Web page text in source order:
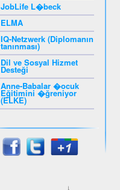
JobLife L�beck
ELMA
IQ-Netzwerk (Diplomanın
tanınması)
Dil ve Sosyal Hizmet
Desteği
Anne-Babalar �ocuk
Eğitimini �ğreniyor
(ELKE)